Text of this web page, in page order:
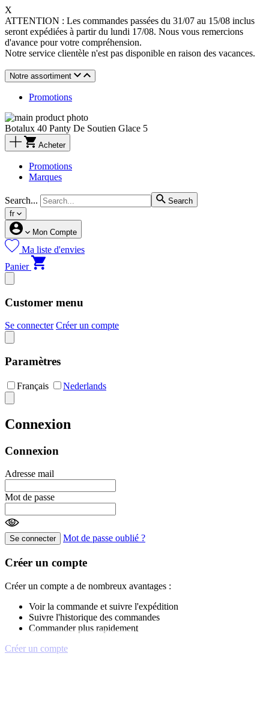
X
ATTENTION : Les commandes passées du 31/07 au 15/08 inclus
seront expédiées à partir du lundi 17/08. Nous vous remercions
d'avance pour votre compréhension.
Notre service clientèle n'est pas disponible en raison des vacances.
Notre assortiment
Promotions
Botalux 40 Panty De Soutien Glace 5
Acheter
Promotions
Marques
Search...
Search
fr
Mon Compte
Ma liste d'envies
Panier
Customer menu
Se connecter Créer un compte
Paramètres
Français Nederlands
Connexion
Connexion
Adresse mail
Mot de passe
Se connecter Mot de passe oublié ?
Créer un compte
Créer un compte a de nombreux avantages :
Voir la commande et suivre l'expédition
Suivre l'historique des commandes
Commander plus rapidement
Créer un compte